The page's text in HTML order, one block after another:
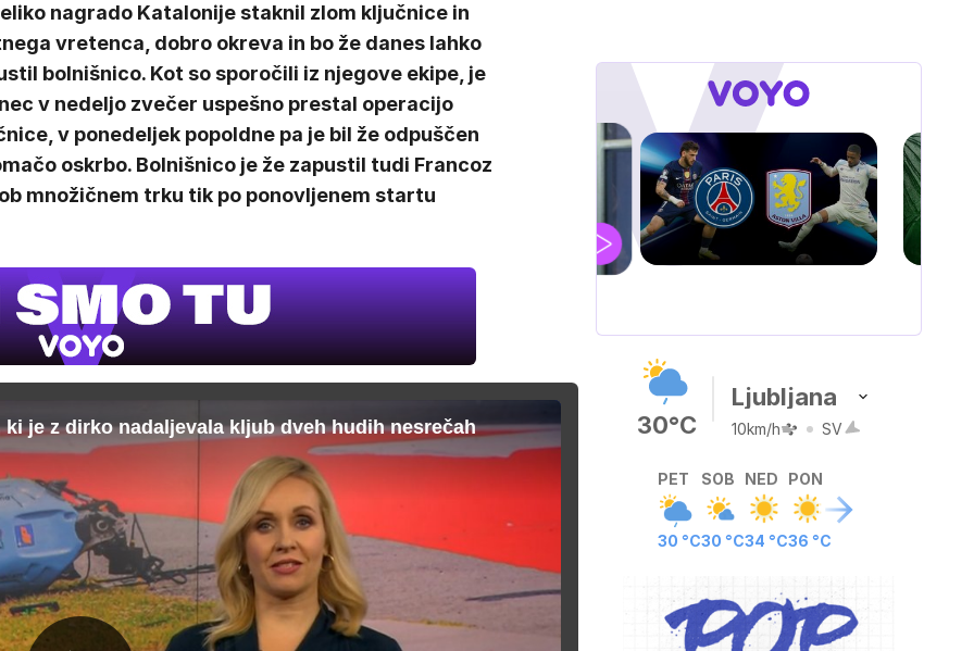
nagrado Katalonije staknil zlom ključnice in
vretenca, dobro okreva in bo že danes lahko
bolnišnico. Kot so sporočili iz njegove ekipe, je
v nedeljo zvečer uspešno prestal operacijo
v ponedeljek popoldne pa je bil že odpuščen
oskrbo. Bolnišnico je že zapustil tudi Francoz
množičnem trku tik po ponovljenem startu
je z dirko nadaljevala kljub dveh hudih nesrečah
ZUFFA BOXING 10
30°C
Ljubljana
10km/h SV
PET
30 °C
SOB
30 °C
NED
34 °C
PON
36 °C